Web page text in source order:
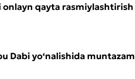
onlayn qayta rasmiylashtirish
Dabi yo‘nalishida muntazam